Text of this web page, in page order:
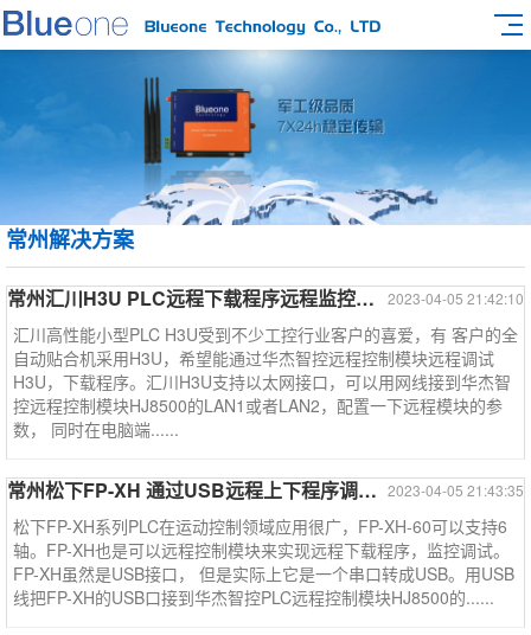
常州解决方案
2023-04-05 21:42:10
常州汇川H3U PLC远程下载程序远程监控远程调试--汇川系列
汇川高性能小型PLC H3U受到不少工控行业客户的喜爱，有 客户的全
自动贴合机采用H3U，希望能通过华杰智控远程控制模块远程调试
H3U，下载程序。汇川H3U支持以太网接口，可以用网线接到华杰智
控远程控制模块HJ8500的LAN1或者LAN2，配置一下远程模块的参
数， 同时在电脑端......
2023-04-05 21:43:35
常州松下FP-XH 通过USB远程上下程序调试和监控----松下PLC系列
松下FP-XH系列PLC在运动控制领域应用很广，FP-XH-60可以支持6
轴。FP-XH也是可以远程控制模块来实现远程下载程序，监控调试。
FP-XH虽然是USB接口， 但是实际上它是一个串口转成USB。用USB
线把FP-XH的USB口接到华杰智控PLC远程控制模块HJ8500的......